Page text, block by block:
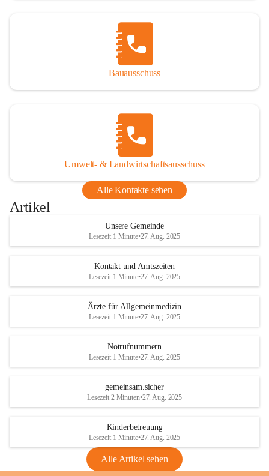
Bauausschuss
Umwelt- & Landwirtschaftsausschuss
Alle Kontakte sehen
Artikel
Unsere Gemeinde
Lesezeit 1 Minute•27. Aug. 2025
Kontakt und Amtszeiten
Lesezeit 1 Minute•27. Aug. 2025
Ärzte für Allgemeinmedizin
Lesezeit 1 Minute•27. Aug. 2025
Notrufnummern
Lesezeit 1 Minute•27. Aug. 2025
gemeinsam.sicher
Lesezeit 2 Minuten•27. Aug. 2025
Kinderbetreuung
Lesezeit 1 Minute•27. Aug. 2025
Alle Artikel sehen